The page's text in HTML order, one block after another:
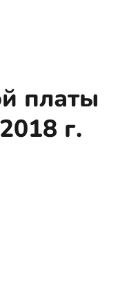
платы
г.